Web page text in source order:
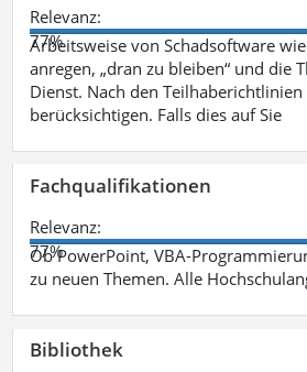
Relevanz:
77%
Arbeitsweise von Schadsoftware
anregen, „dran zu bleiben“ und die
Dienst. Nach den
berücksichtigen. Falls dies auf Sie
Fachqualifikationen
Relevanz:
77%
Ob PowerPoint, VBA-
zu neuen Themen. Alle
Bibliothek